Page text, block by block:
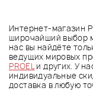
Интернет-магазин
широчайший выбор
нас вы найдёте
ведущих мировых
PROELи других. У
индивидуальные
доставка в любую